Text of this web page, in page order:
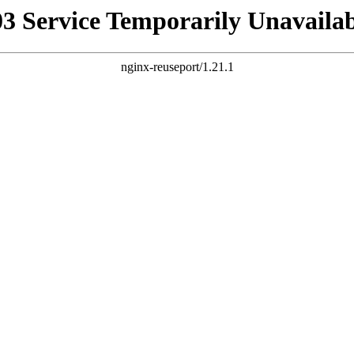
Service Temporarily
nginx-reuseport/1.21.1